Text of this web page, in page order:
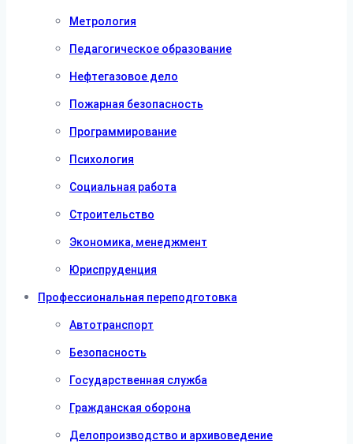
Метрология
Педагогическое образование
Нефтегазовое дело
Пожарная безопасность
Программирование
Психология
Социальная работа
Строительство
Экономика, менеджмент
Юриспруденция
Профессиональная переподготовка
Автотранспорт
Безопасность
Государственная служба
Гражданская оборона
Делопроизводство и архивоведение